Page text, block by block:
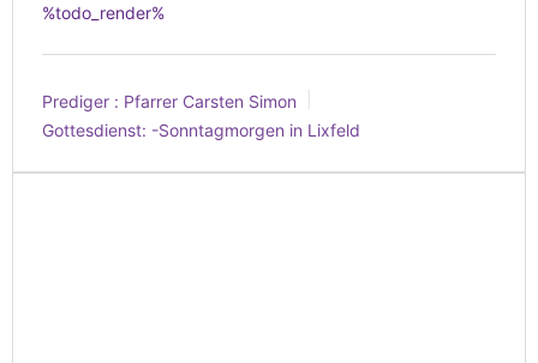
%todo_render%
Prediger : Pfarrer Carsten Simon
Gottesdienst: -Sonntagmorgen in Lixfeld